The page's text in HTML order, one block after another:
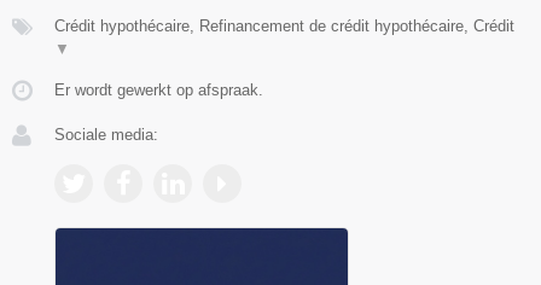
Crédit hypothécaire, Refinancement de crédit hypothécaire, Crédit
▼
Er wordt gewerkt op afspraak.
Sociale media: